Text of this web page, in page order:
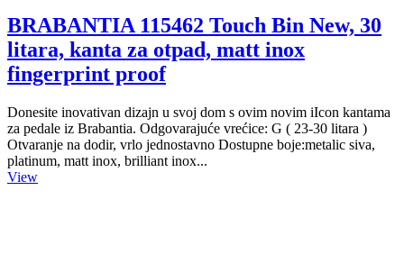
BRABANTIA 115462 Touch Bin New, 30
litara, kanta za otpad, matt inox
fingerprint proof
Donesite inovativan dizajn u svoj dom s ovim novim iIcon kantama
za pedale iz Brabantia. Odgovarajuće vrećice: G ( 23-30 litara )
Otvaranje na dodir, vrlo jednostavno Dostupne boje:metalic siva,
platinum, matt inox, brilliant inox...
View